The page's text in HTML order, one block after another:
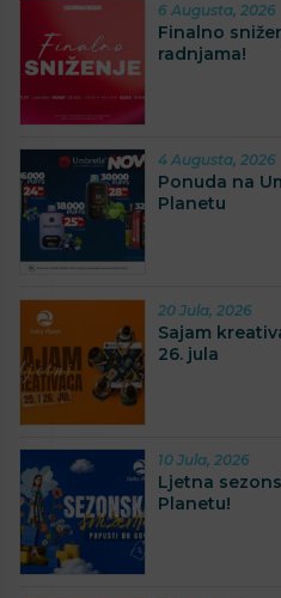
6 Augusta, 2026
Finalno
radnjama!
4 Augusta, 2026
Ponuda na
Planetu
20 Jula, 2026
Sajam
26. jula
10 Jula, 2026
Ljetna
Planetu!